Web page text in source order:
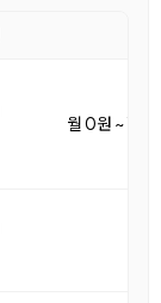
월 0원 ~